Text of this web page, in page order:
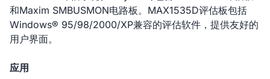
和Maxim SMBUSMON电路板。MAX1535D评估板包括
Windows® 95/98/2000/XP兼容的评估软件，提供友好的
用户界面。
应用